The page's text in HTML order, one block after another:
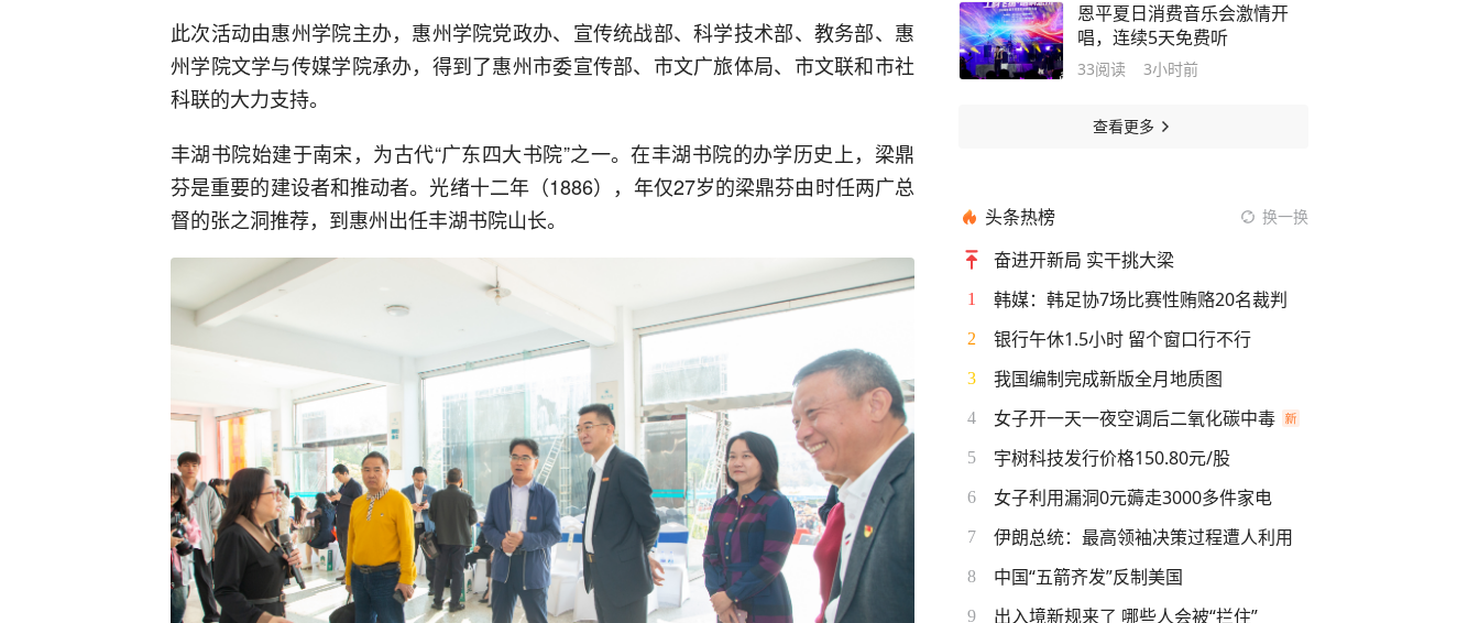
此次活动由惠州学院主办，惠州学院党政办、宣传统战部、科学技术部、教务部、惠
州学院文学与传媒学院承办，得到了惠州市委宣传部、市文广旅体局、市文联和市社
科联的大力支持。
丰湖书院始建于南宋，为古代“广东四大书院”之一。在丰湖书院的办学历史上，梁鼎
芬是重要的建设者和推动者。光绪十二年（1886），年仅27岁的梁鼎芬由时任两广总
督的张之洞推荐，到惠州出任丰湖书院山长。
恩平夏日消费音乐会激情开
唱，连续5天免费听
33阅读 3小时前
查看更多
头条热榜 换一换
奋进开新局 实干挑大梁
1 韩媒：韩足协7场比赛性贿赂20名裁判
2 银行午休1.5小时 留个窗口行不行
3 我国编制完成新版全月地质图
4 女子开一天一夜空调后二氧化碳中毒
5 宇树科技发行价格150.80元/股
6 女子利用漏洞0元薅走3000多件家电
7 伊朗总统：最高领袖决策过程遭人利用
8 中国“五箭齐发”反制美国
9 出入境新规来了 哪些人会被“拦住”